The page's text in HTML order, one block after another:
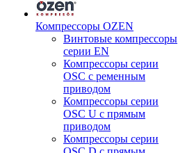
Компрессоры OZEN
Винтовые компрессоры
серии EN
Компрессоры серии
OSC с ременным
приводом
Компрессоры серии
OSC U с прямым
приводом
Компрессоры серии